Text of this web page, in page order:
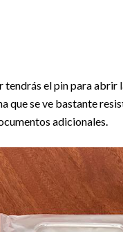
tendrás el pin para
que se ve bastante
adicionales.